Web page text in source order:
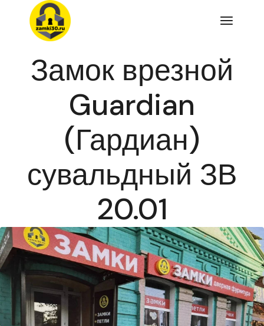
Перейти
содержимому
Замок врезной
Guardian
(Гардиан)
сувальдный ЗВ
20.01